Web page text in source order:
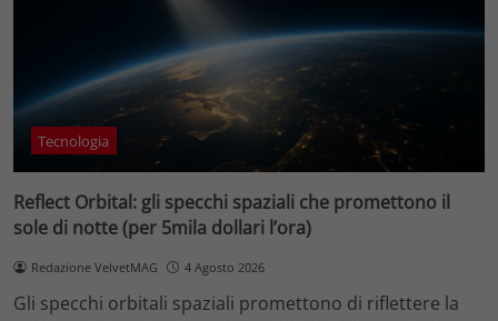
Tecnologia
Reflect Orbital: gli specchi spaziali che promettono il
sole di notte (per 5mila dollari l’ora)
Redazione VelvetMAG 4 Agosto 2026
Gli specchi orbitali spaziali promettono di riflettere la